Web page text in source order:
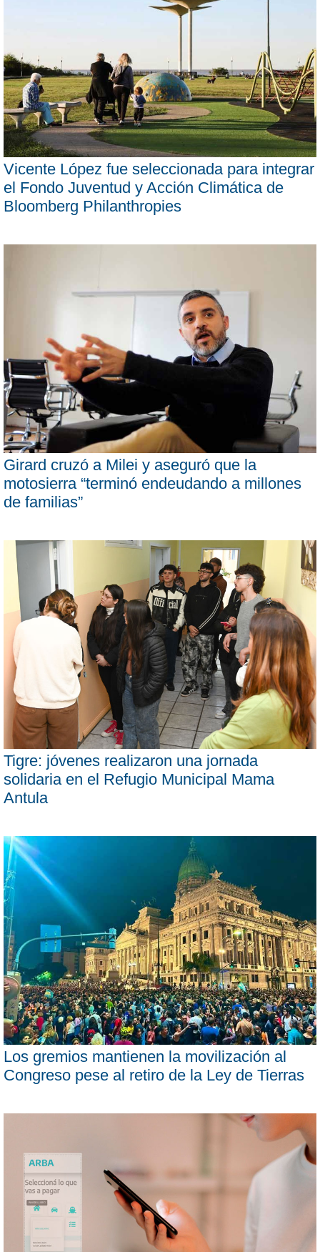
Vicente López fue seleccionada para integrar
el Fondo Juventud y Acción Climática de
Bloomberg Philanthropies
Girard cruzó a Milei y aseguró que la
motosierra “terminó endeudando a millones
de familias”
Tigre: jóvenes realizaron una jornada
solidaria en el Refugio Municipal Mama
Antula
Los gremios mantienen la movilización al
Congreso pese al retiro de la Ley de Tierras